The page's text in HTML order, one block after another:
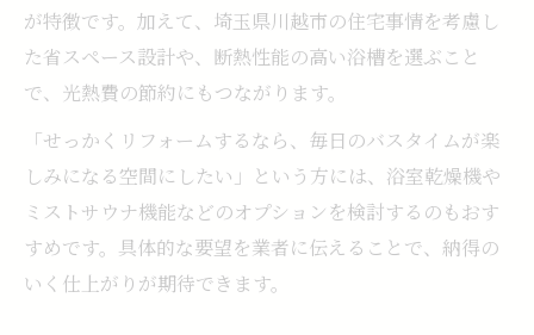
が特徴です。加えて、埼玉県川越市の住宅事情を考慮し
た省スペース設計や、断熱性能の高い浴槽を選ぶこと
で、光熱費の節約にもつながります。
「せっかくリフォームするなら、毎日のバスタイムが楽
しみになる空間にしたい」という方には、浴室乾燥機や
ミストサウナ機能などのオプションを検討するのもおす
すめです。具体的な要望を業者に伝えることで、納得の
いく仕上がりが期待できます。